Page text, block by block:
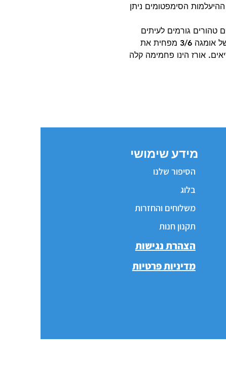
ההיעלמות הסימפטומים ניתן
טהורים גורמים לעיתים
רחוקות לתופעת אלרגניות. יחס אופטימלי של אומגה 3/6 מפחית את
אורז הינו פחמימה קלה
מידע שימושי
הסיפור שלנו
בלוג
משלוחים והחזרות
תקנון חנות
הצהרת נגישות
מדיניות פרטיות